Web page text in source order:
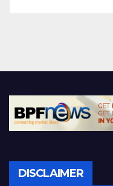
DISCLAIMER